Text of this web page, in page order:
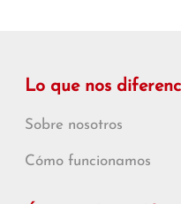
Lo que nos
Sobre nosotros
Cómo funcionamos